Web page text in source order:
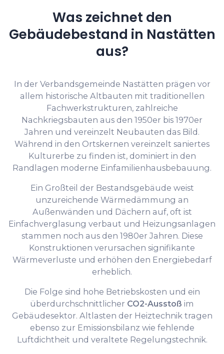
Was zeichnet den
Gebäudebestand in Nastätten
aus?
In der Verbandsgemeinde Nastätten prägen vor
allem historische Altbauten mit traditionellen
Fachwerkstrukturen, zahlreiche
Nachkriegsbauten aus den 1950er bis 1970er
Jahren und vereinzelt Neubauten das Bild.
Während in den Ortskernen vereinzelt saniertes
Kulturerbe zu finden ist, dominiert in den
Randlagen moderne Einfamilienhausbebauung.
Ein Großteil der Bestandsgebäude weist
unzureichende Wärmedämmung an
Außenwänden und Dächern auf, oft ist
Einfachverglasung verbaut und Heizungsanlagen
stammen noch aus den 1980er Jahren. Diese
Konstruktionen verursachen signifikante
Wärmeverluste und erhöhen den Energiebedarf
erheblich.
Die Folge sind hohe Betriebskosten und ein
überdurchschnittlicher CO2-Ausstoß im
Gebäudesektor. Altlasten der Heiztechnik tragen
ebenso zur Emissionsbilanz wie fehlende
Luftdichtheit und veraltete Regelungstechnik.